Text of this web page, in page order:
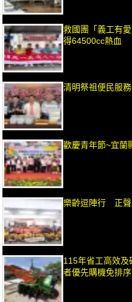
救國團「義工有
得64500cc熱血
清明祭祖便民服
歡慶青年節~宜蘭
樂齡逗陣行 正聲
115年省工高效
者優先購機免排序